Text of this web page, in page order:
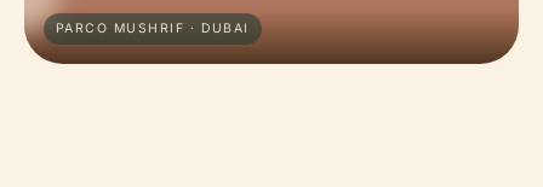
PARCO MUSHRIF · DUBAI